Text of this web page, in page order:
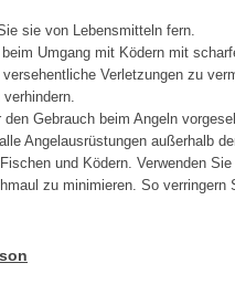
sie von Lebensmitteln fern.
Umgang mit Ködern mit
Verletzungen zu
Gebrauch beim Angeln
Angelausrüstungen außerhalb
und Ködern. Verwenden
zu minimieren. So